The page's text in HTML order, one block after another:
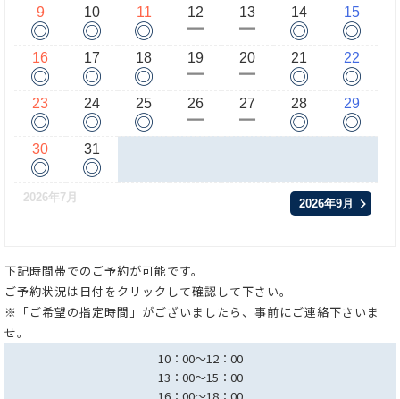
9
◎
10
◎
11
◎
12
ー
13
ー
14
◎
15
◎
16
◎
17
◎
18
◎
19
ー
20
ー
21
◎
22
◎
23
◎
24
◎
25
◎
26
ー
27
ー
28
◎
29
◎
30
◎
31
◎
2026年7月 2026年9月
下記時間帯でのご予約が可能です。
ご予約状況は日付をクリックして確認して下さい。
※「ご希望の指定時間」がございましたら、事前にご連絡下さいま
せ。
10：00～12：00
13：00～15：00
16：00～18：00